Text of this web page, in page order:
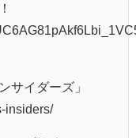
サイダーズ」
insiders/